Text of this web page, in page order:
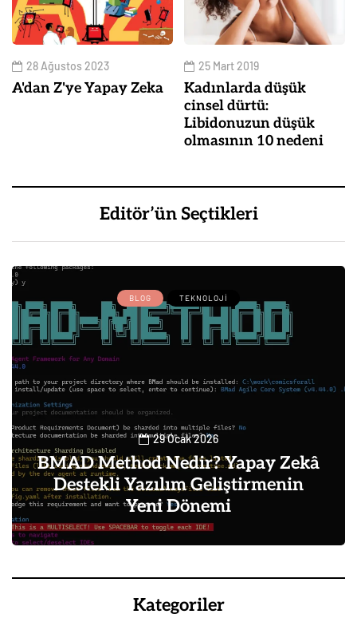
28 Ağustos 2023
A'dan Z'ye Yapay Zeka
25 Mart 2019
Kadınlarda düşük
cinsel dürtü:
Libidonuzun düşük
olmasının 10 nedeni
Editör’ün Seçtikleri
BLOG TEKNOLOJI
29 Ocak 2026
BMAD Method Nedir? Yapay Zekâ
Destekli Yazılım Geliştirmenin
Yeni Dönemi
0
Kategoriler